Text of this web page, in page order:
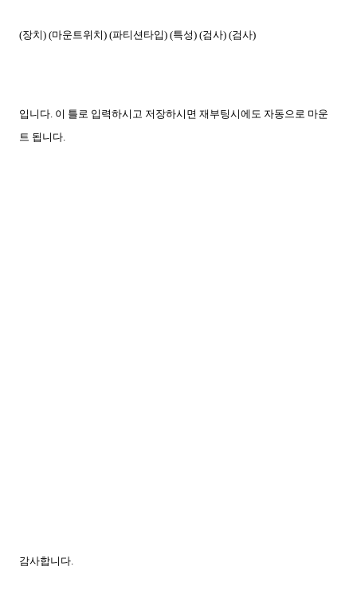
(장치) (마운트위치) (파티션타입) (특성) (검사) (검사)
입니다. 이 틀로 입력하시고 저장하시면 재부팅시에도 자동으로 마운
트 됩니다.
감사합니다.